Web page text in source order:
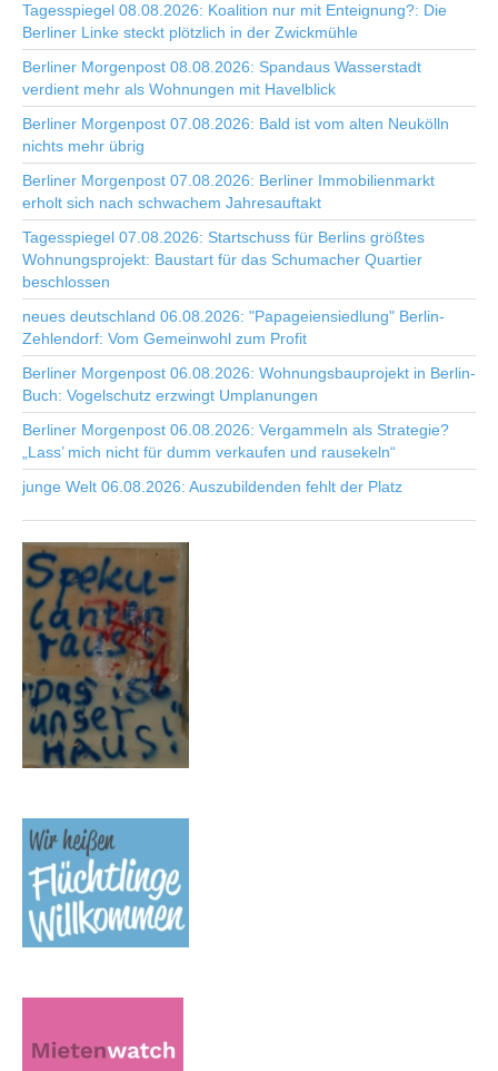
Tagesspiegel 08.08.2026: Koalition nur mit Enteignung?: Die
Berliner Linke steckt plötzlich in der Zwickmühle
Berliner Morgenpost 08.08.2026: Spandaus Wasserstadt
verdient mehr als Wohnungen mit Havelblick
Berliner Morgenpost 07.08.2026: Bald ist vom alten Neukölln
nichts mehr übrig
Berliner Morgenpost 07.08.2026: Berliner Immobilienmarkt
erholt sich nach schwachem Jahresauftakt
Tagesspiegel 07.08.2026: Startschuss für Berlins größtes
Wohnungsprojekt: Baustart für das Schumacher Quartier
beschlossen
neues deutschland 06.08.2026: "Papageiensiedlung" Berlin-
Zehlendorf: Vom Gemeinwohl zum Profit
Berliner Morgenpost 06.08.2026: Wohnungsbauprojekt in Berlin-
Buch: Vogelschutz erzwingt Umplanungen
Berliner Morgenpost 06.08.2026: Vergammeln als Strategie?
„Lass’ mich nicht für dumm verkaufen und rausekeln“
junge Welt 06.08.2026: Auszubildenden fehlt der Platz